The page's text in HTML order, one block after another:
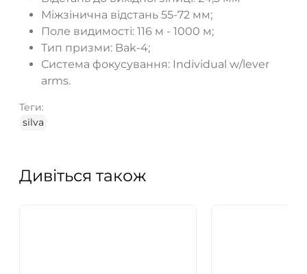
Міжзінична відстань 55-72 мм;
Поле видимості: 116 м - 1000 м;
Тип призми: Bak-4;
Система фокусування: Individual w/lever
arms.
Теги:
silva
Дивіться також